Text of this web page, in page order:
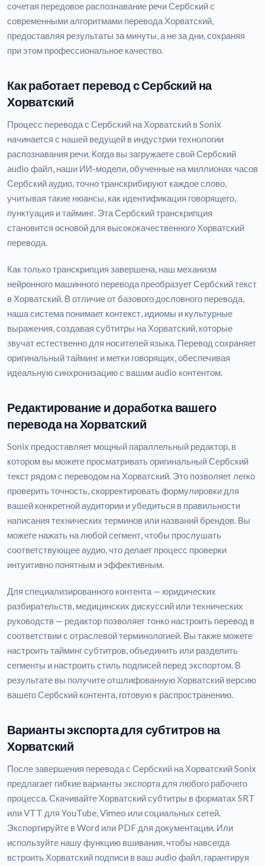
сочетая передовое распознавание речи Сербский с
современными алгоритмами перевода Хорватский,
предоставляя результаты за минуты, а не за дни, сохраняя
при этом профессиональное качество.
Как работает перевод с Сербский на
Хорватский
Процесс перевода с Сербский на Хорватский в Sonix
начинается с нашей ведущей в индустрии технологии
распознавания речи. Когда вы загружаете свой Сербский
audio файл, наши ИИ-модели, обученные на миллионах часов
Сербский аудио, точно транскрибируют каждое слово,
учитывая такие нюансы, как идентификация говорящего,
пунктуация и тайминг. Эта Сербский транскрипция
становится основой для высококачественного Хорватский
перевода.
Как только транскрипция завершена, наш механизм
нейронного машинного перевода преобразует Сербский текст
в Хорватский. В отличие от базового дословного перевода,
наша система понимает контекст, идиомы и культурные
выражения, создавая субтитры на Хорватский, которые
звучат естественно для носителей языка. Перевод сохраняет
оригинальный тайминг и метки говорящих, обеспечивая
идеальную синхронизацию с вашим audio контентом.
Редактирование и доработка вашего
перевода на Хорватский
Sonix предоставляет мощный параллельный редактор, в
котором вы можете просматривать оригинальный Сербский
текст рядом с переводом на Хорватский. Это позволяет легко
проверить точность, скорректировать формулировки для
вашей конкретной аудитории и убедиться в правильности
написания технических терминов или названий брендов. Вы
можете нажать на любой сегмент, чтобы прослушать
соответствующее аудио, что делает процесс проверки
интуитивно понятным и эффективным.
Для специализированного контента — юридических
разбирательств, медицинских дискуссий или технических
руководств — редактор позволяет тонко настроить перевод в
соответствии с отраслевой терминологией. Вы также можете
настроить тайминг субтитров, объединить или разделить
сегменты и настроить стиль подписей перед экспортом. В
результате вы получите отшлифованную Хорватский версию
вашего Сербский контента, готовую к распространению.
Варианты экспорта для субтитров на
Хорватский
После завершения перевода с Сербский на Хорватский Sonix
предлагает гибкие варианты экспорта для любого рабочего
процесса. Скачивайте Хорватский субтитры в форматах SRT
или VTT для YouTube, Vimeo или социальных сетей.
Экспортируйте в Word или PDF для документации. Или
используйте нашу функцию вшивания, чтобы навсегда
встроить Хорватский подписи в ваш audio файл, гарантируя